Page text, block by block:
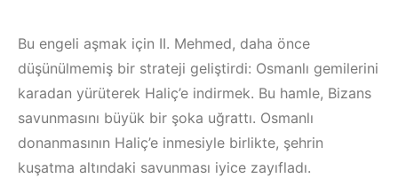
Bu engeli aşmak için II. Mehmed, daha önce
düşünülmemiş bir strateji geliştirdi: Osmanlı gemilerini
karadan yürüterek Haliç’e indirmek. Bu hamle, Bizans
savunmasını büyük bir şoka uğrattı. Osmanlı
donanmasının Haliç’e inmesiyle birlikte, şehrin
kuşatma altındaki savunması iyice zayıfladı.